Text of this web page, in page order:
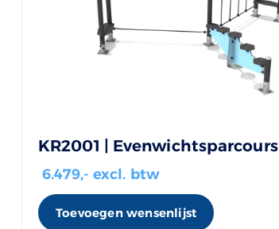
KR2001 | Evenwichtsparcours
6.479,- excl. btw
Toevoegen wensenlijst